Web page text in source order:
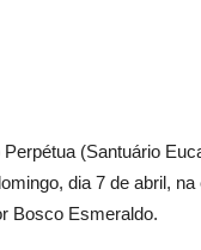
(Santuário
dia 7 de abril,
Bosco Esmeraldo.